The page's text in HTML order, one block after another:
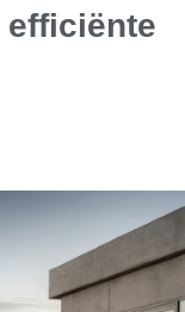
efficiënte